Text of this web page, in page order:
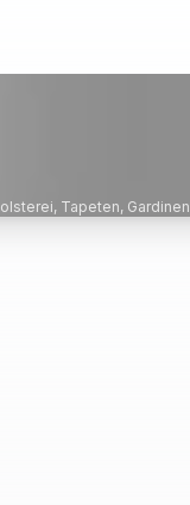
Tapeten, Gardinen